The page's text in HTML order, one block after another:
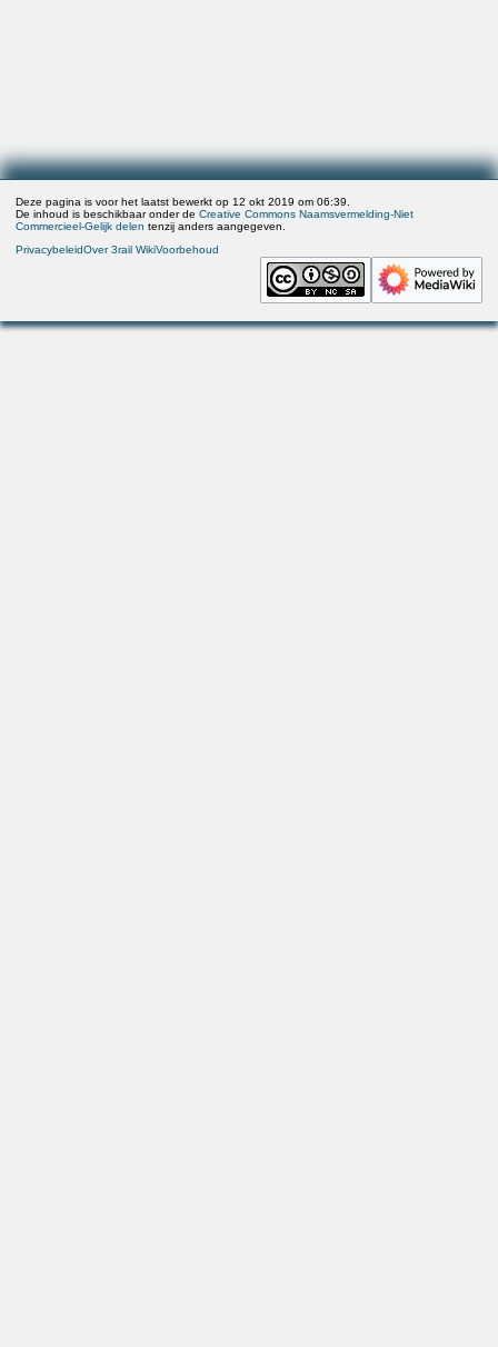
Deze pagina is voor het laatst bewerkt op 12 okt 2019 om 06:39.
De inhoud is beschikbaar onder deCreative Commons Naamsvermelding-Niet
Commercieel-Gelijk delen tenzij anders aangegeven.
PrivacybeleidOver 3rail WikiVoorbehoud